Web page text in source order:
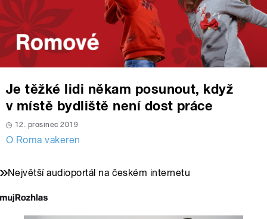
Je těžké lidi někam posunout, když
v místě bydliště není dost práce
12. prosinec 2019
O Roma vakeren
Největší audioportál na českém internetu